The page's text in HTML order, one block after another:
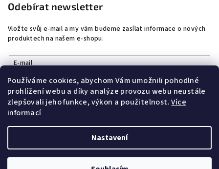
Používáme cookies, abychom Vám umožnili pohodlné
prohlížení webu a díky analýze provozu webu neustále
zlepšovali jeho funkce, výkon a použitelnost.Více
informací
Nastavení
Odebírat newsletter
Vložte svůj e-mail a my vám budeme zasílat informace o nových
produktech na našem e-shopu.
E-mail
Vložením e-mailu souhlasíte spodmínkami ochrany osobních
údajů
Přihlásit se